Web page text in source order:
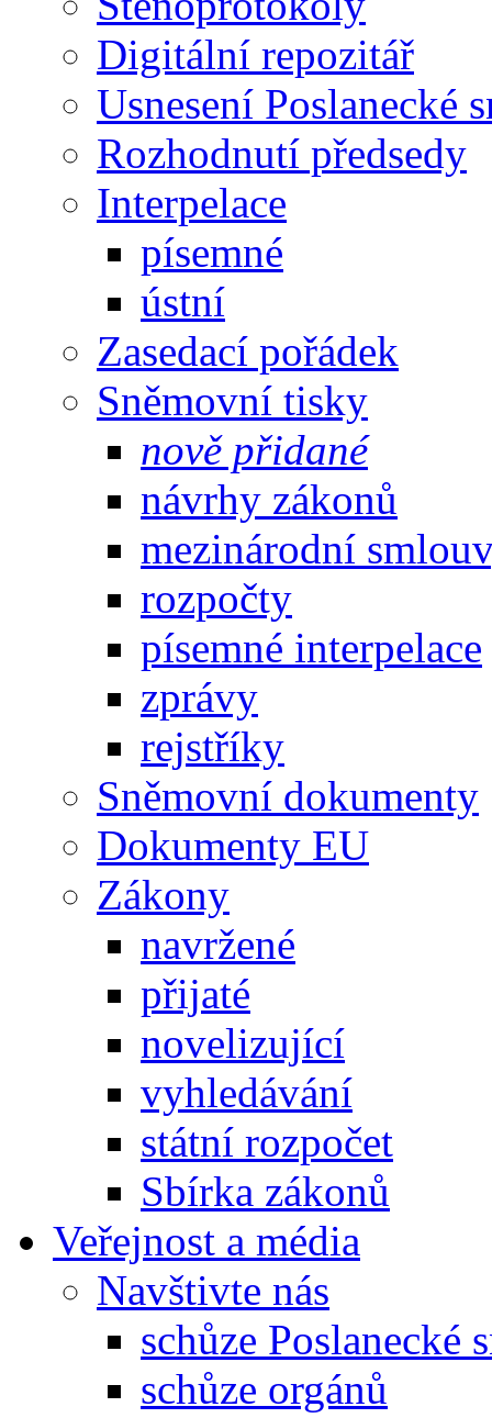
Digitální repozitář
Usnesení Poslanecké
Rozhodnutí předsedy
Interpelace
písemné
ústní
Zasedací pořádek
Sněmovní tisky
nově přidané
návrhy zákonů
mezinárodní
rozpočty
písemné interpelace
zprávy
rejstříky
Sněmovní dokumenty
Dokumenty EU
Zákony
navržené
přijaté
novelizující
vyhledávání
státní rozpočet
Sbírka zákonů
Veřejnost a média
Navštivte nás
schůze Poslanecké
schůze orgánů